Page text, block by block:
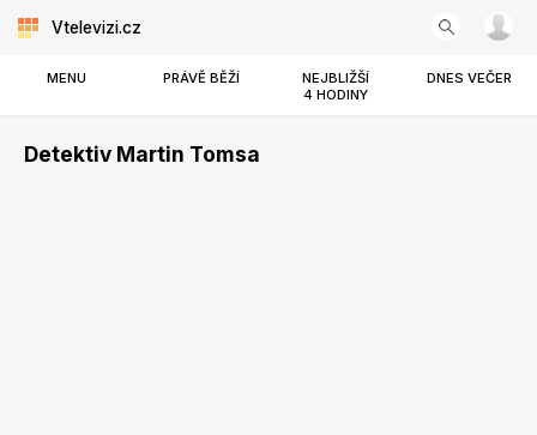
Vtelevizi.cz
MENU PRÁVĚ BĚŽÍ
NEJBLIŽŠÍ
4 HODINY
DNES VEČER
Detektiv Martin Tomsa